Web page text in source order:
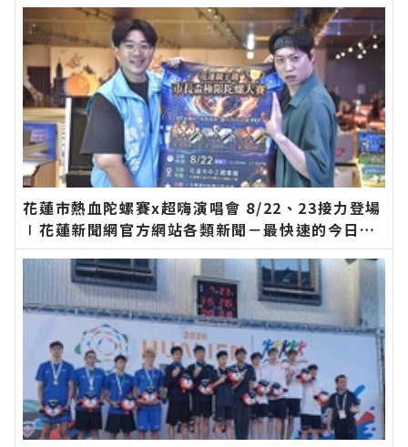
花蓮市熱血陀螺賽x超嗨演唱會 8/22、23接力登場
∣花蓮新聞網官方網站各類新聞－最快速的今日新
聞報導 最新的在地資訊！